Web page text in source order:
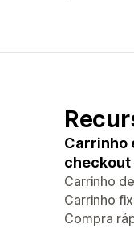
Carrinho
checkout
Carrinho
Carrinho
Compra